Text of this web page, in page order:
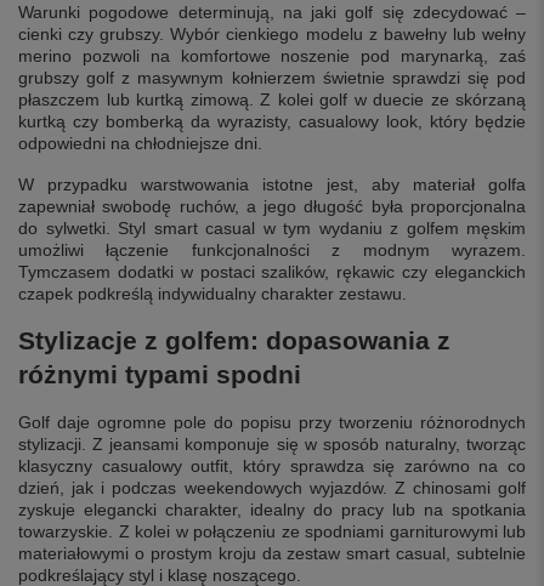
Warunki pogodowe determinują, na jaki golf się zdecydować –
cienki czy grubszy. Wybór cienkiego modelu z bawełny lub wełny
merino pozwoli na komfortowe noszenie pod marynarką, zaś
grubszy golf z masywnym kołnierzem świetnie sprawdzi się pod
płaszczem lub kurtką zimową. Z kolei golf w duecie ze skórzaną
kurtką czy bomberką da wyrazisty, casualowy look, który będzie
odpowiedni na chłodniejsze dni.
W przypadku warstwowania istotne jest, aby materiał golfa
zapewniał swobodę ruchów, a jego długość była proporcjonalna
do sylwetki. Styl smart casual w tym wydaniu z golfem męskim
umożliwi łączenie funkcjonalności z modnym wyrazem.
Tymczasem dodatki w postaci szalików, rękawic czy eleganckich
czapek podkreślą indywidualny charakter zestawu.
Stylizacje z golfem: dopasowania z
różnymi typami spodni
Golf daje ogromne pole do popisu przy tworzeniu różnorodnych
stylizacji. Z jeansami komponuje się w sposób naturalny, tworząc
klasyczny casualowy outfit, który sprawdza się zarówno na co
dzień, jak i podczas weekendowych wyjazdów. Z chinosami golf
zyskuje elegancki charakter, idealny do pracy lub na spotkania
towarzyskie. Z kolei w połączeniu ze spodniami garniturowymi lub
materiałowymi o prostym kroju da zestaw smart casual, subtelnie
podkreślający styl i klasę noszącego.